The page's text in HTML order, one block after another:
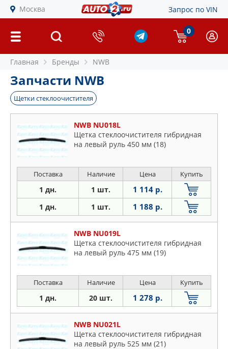
Москва Запрос по VIN
0
Главная Бренды NWB
Запчасти NWB
Щетки стеклоочистителя
NWB NU018L
Щетка стеклоочистителя гибридная
на левый руль 450 мм (18)
Поставка Наличие Цена Купить
1 дн. 1 шт. 1 114 р.
1 дн. 1 шт. 1 188 р.
NWB NU019L
Щетка стеклоочистителя гибридная
на левый руль 475 мм (19)
Поставка Наличие Цена Купить
1 дн. 20 шт. 1 278 р.
NWB NU021L
Щетка стеклоочистителя гибридная
на левый руль 525 мм (21)